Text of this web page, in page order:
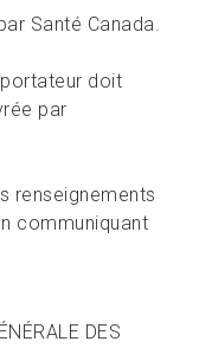
Santé Canada.
doit
par
renseignements
communiquant
DES